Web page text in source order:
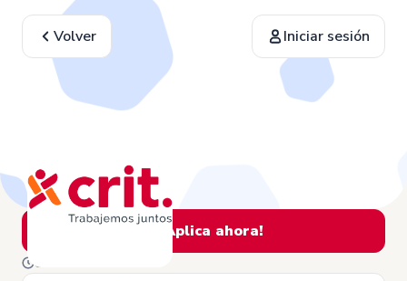
Volver Iniciar sesión
¡Aplica ahora!
8 de Julio